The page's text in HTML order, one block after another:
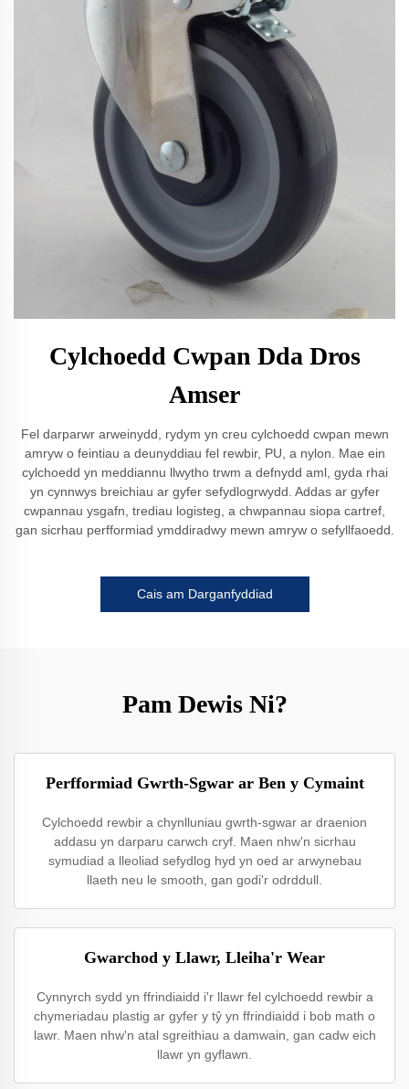
Cylchoedd Cwpan Dda Dros
Amser
Fel darparwr arweinydd, rydym yn creu cylchoedd cwpan mewn
amryw o feintiau a deunyddiau fel rewbir, PU, a nylon. Mae ein
cylchoedd yn meddiannu llwytho trwm a defnydd aml, gyda rhai
yn cynnwys breichiau ar gyfer sefydlogrwydd. Addas ar gyfer
cwpannau ysgafn, trediau logisteg, a chwpannau siopa cartref,
gan sicrhau perfformiad ymddiradwy mewn amryw o sefyllfaoedd.
Cais am Darganfyddiad
Pam Dewis Ni?
Perfformiad Gwrth-Sgwar ar Ben y Cymaint
Cylchoedd rewbir a chynlluniau gwrth-sgwar ar draenion
addasu yn darparu carwch cryf. Maen nhw'n sicrhau
symudiad a lleoliad sefydlog hyd yn oed ar arwynebau
llaeth neu le smooth, gan godi'r odrddull.
Gwarchod y Llawr, Lleiha'r Wear
Cynnyrch sydd yn ffrindiaidd i'r llawr fel cylchoedd rewbir a
chymeriadau plastig ar gyfer y tŷ yn ffrindiaidd i bob math o
lawr. Maen nhw'n atal sgreithiau a damwain, gan cadw eich
llawr yn gyflawn.